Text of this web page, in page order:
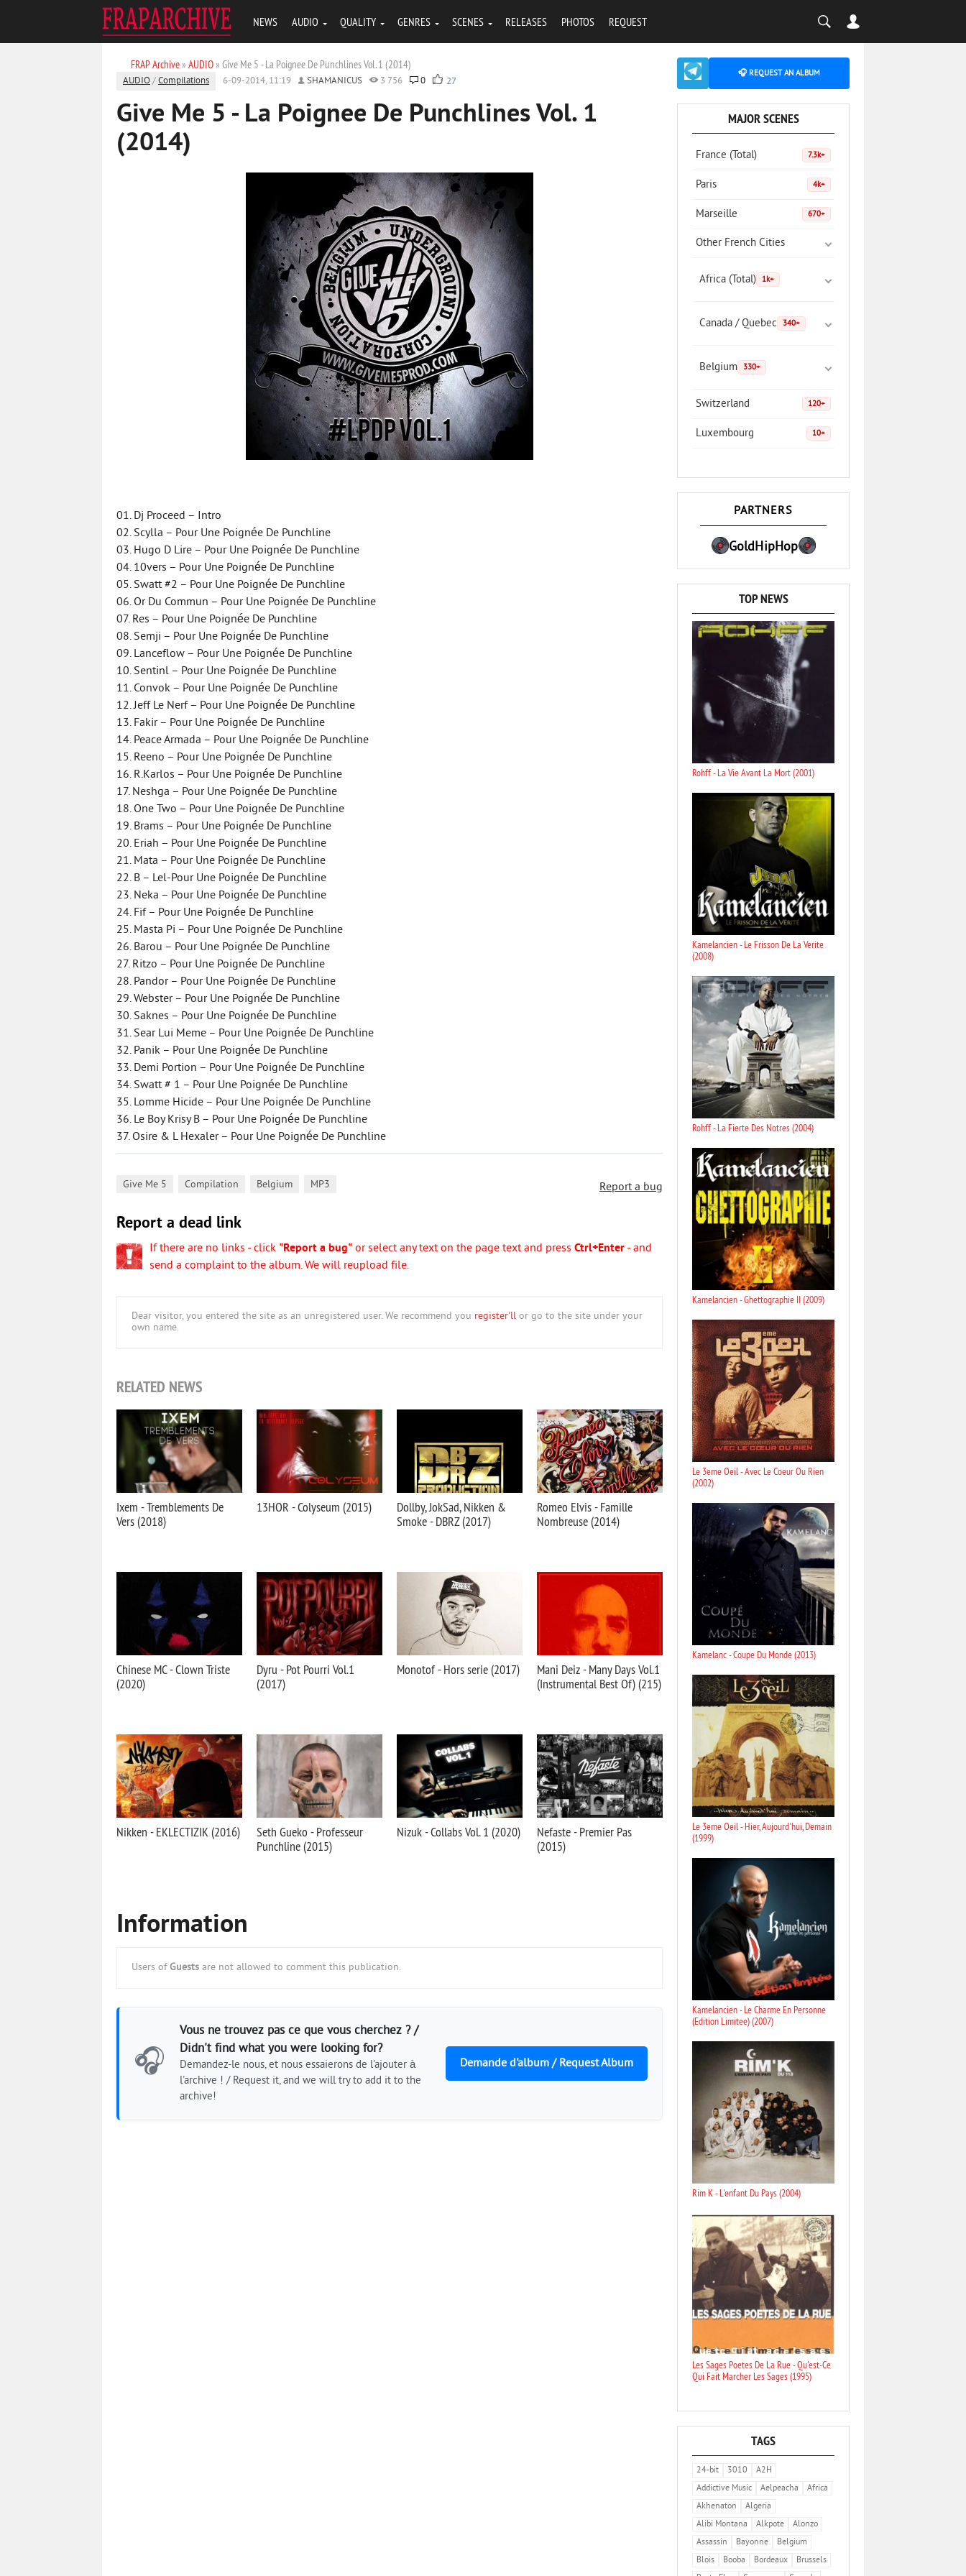
NEWS AUDIO QUALITY GENRES SCENES RELEASES PHOTOS REQUEST
FRAP Archive» AUDIO» Give Me 5 - La Poignee De Punchlines Vol. 1 (2014)
AUDIO /Compilations 6-09-2014, 11:19 SHAMANICUS 3 756 0 27
Give Me 5 - La Poignee De Punchlines Vol. 1
(2014)
01. Dj Proceed – Intro
02. Scylla – Pour Une Poignée De Punchline
03. Hugo D Lire – Pour Une Poignée De Punchline
04. 10vers – Pour Une Poignée De Punchline
05. Swatt #2 – Pour Une Poignée De Punchline
06. Or Du Commun – Pour Une Poignée De Punchline
07. Res – Pour Une Poignée De Punchline
08. Semji – Pour Une Poignée De Punchline
09. Lanceflow – Pour Une Poignée De Punchline
10. Sentinl – Pour Une Poignée De Punchline
11. Convok – Pour Une Poignée De Punchline
12. Jeff Le Nerf – Pour Une Poignée De Punchline
13. Fakir – Pour Une Poignée De Punchline
14. Peace Armada – Pour Une Poignée De Punchline
15. Reeno – Pour Une Poignée De Punchline
16. R.Karlos – Pour Une Poignée De Punchline
17. Neshga – Pour Une Poignée De Punchline
18. One Two – Pour Une Poignée De Punchline
19. Brams – Pour Une Poignée De Punchline
20. Eriah – Pour Une Poignée De Punchline
21. Mata – Pour Une Poignée De Punchline
22. B – Lel-Pour Une Poignée De Punchline
23. Neka – Pour Une Poignée De Punchline
24. Fif – Pour Une Poignée De Punchline
25. Masta Pi – Pour Une Poignée De Punchline
26. Barou – Pour Une Poignée De Punchline
27. Ritzo – Pour Une Poignée De Punchline
28. Pandor – Pour Une Poignée De Punchline
29. Webster – Pour Une Poignée De Punchline
30. Saknes – Pour Une Poignée De Punchline
31. Sear Lui Meme – Pour Une Poignée De Punchline
32. Panik – Pour Une Poignée De Punchline
33. Demi Portion – Pour Une Poignée De Punchline
34. Swatt # 1 – Pour Une Poignée De Punchline
35. Lomme Hicide – Pour Une Poignée De Punchline
36. Le Boy Krisy B – Pour Une Poignée De Punchline
37. Osire & L Hexaler – Pour Une Poignée De Punchline
Report a bug
Give Me 5 Compilation Belgium MP3
Report a dead link
If there are no links - click "Report a bug" or select any text on the page text and press Ctrl+Enter - and
send a complaint to the album. We will reupload file.
Dear visitor, you entered the site as an unregistered user. We recommend you register'll or go to the site under your
own name.
RELATED NEWS
Ixem - Tremblements De
Vers (2018)
13HOR - Colyseum (2015)
Dollby, JokSad, Nikken &
Smoke - DBRZ (2017)
Romeo Elvis - Famille
Nombreuse (2014)
Chinese MC - Clown Triste
(2020)
Dyru - Pot Pourri Vol.1
(2017)
Monotof - Hors serie (2017)
Mani Deiz - Many Days Vol.1
(Instrumental Best Of) (215)
Nikken - EKLECTIZIK (2016)
Seth Gueko - Professeur
Punchline (2015)
Nizuk - Collabs Vol. 1 (2020)
Nefaste - Premier Pas
(2015)
Information
Users of Guests are not allowed to comment this publication.
🎧
Vous ne trouvez pas ce que vous cherchez ? /
Didn't find what you were looking for?
Demandez-le nous, et nous essaierons de l'ajouter à
l'archive ! / Request it, and we will try to add it to the
archive!
Demande d'album / Request Album
🎧 REQUEST AN ALBUM
MAJOR SCENES
France (Total) 7.3k+
Paris 4k+
Marseille 670+
Other French Cities
Africa (Total) 1k+
Canada / Quebec 340+
Belgium 330+
Switzerland 120+
Luxembourg 10+
PARTNERS
GoldHipHop
TOP NEWS
Rohff - La Vie Avant La Mort (2001)
Kamelancien - Le Frisson De La Verite
(2008)
Rohff - La Fierte Des Notres (2004)
Kamelancien - Ghettographie II (2009)
Le 3eme Oeil - Avec Le Coeur Ou Rien
(2002)
Kamelanc - Coupe Du Monde (2013)
Le 3eme Oeil - Hier, Aujourd'hui, Demain
(1999)
Kamelancien - Le Charme En Personne
(Edition Limitee) (2007)
Rim K - L'enfant Du Pays (2004)
Les Sages Poetes De La Rue - Qu'est-Ce
Qui Fait Marcher Les Sages (1995)
TAGS
24-bit 3010
A2H
Addictive Music
Aelpeacha
Africa
Akhenaton
Algeria
Alibi Montana
Alkpote
Alonzo
Assassin
Bayonne
Belgium
Blois
Booba Bordeaux
Brussels